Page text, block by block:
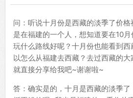
问：听说十月份是西藏的淡季了价
是在福建的一个人，想知道要在10
玩什么路线好呢？十月份也能看到
以怎么从福建去西藏？去过西藏的
就直接分享给我吧~谢谢啦~
答：确实是的，十月是西藏的淡季